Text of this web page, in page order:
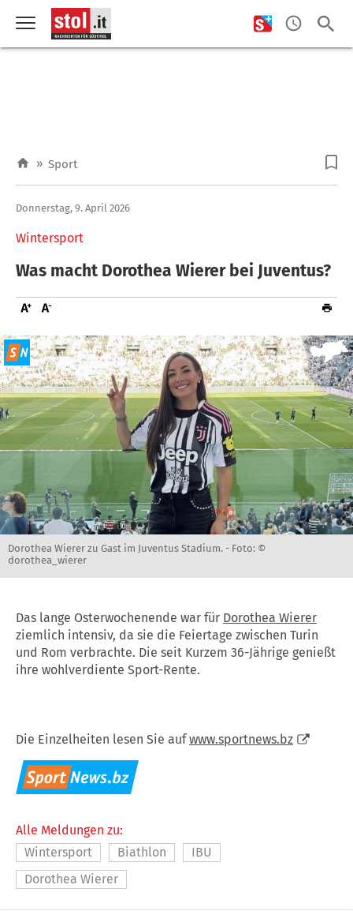
» Sport
Wintersport
Donnerstag, 9. April 2026
Was macht Dorothea Wierer bei Juventus?
Dorothea Wierer zu Gast im Juventus Stadium. - Foto: ©
dorothea_wierer
Das lange Osterwochenende war für Dorothea Wierer
ziemlich intensiv, da sie die Feiertage zwischen Turin
und Rom verbrachte. Die seit Kurzem 36-Jährige genießt
ihre wohlverdiente Sport-Rente.
Die Einzelheiten lesen Sie aufwww.sportnews.bz
Alle Meldungen zu:
Wintersport
Biathlon
IBU
Dorothea Wierer